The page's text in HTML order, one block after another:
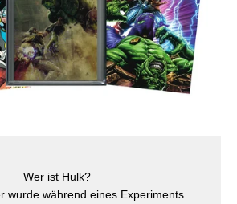
Wer ist Hulk?
wurde während eines Experiments